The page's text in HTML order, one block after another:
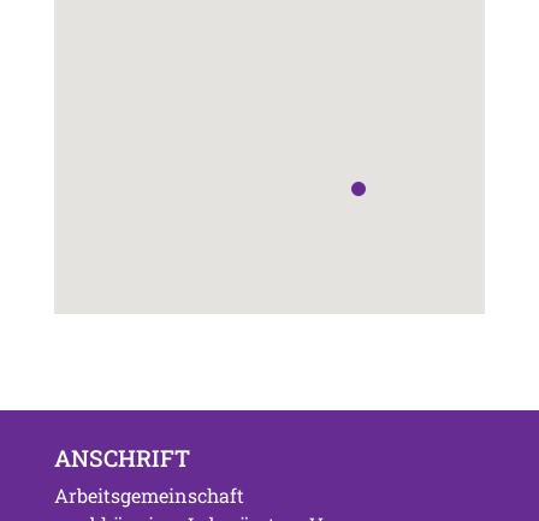
ANSCHRIFT
Arbeitsgemeinschaft